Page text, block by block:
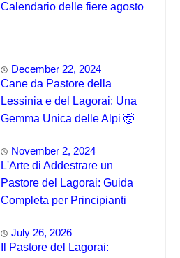
Calendario delle fiere agosto
December 22, 2024
Cane da Pastore della
Lessinia e del Lagorai: Una
Gemma Unica delle Alpi 🤯
November 2, 2024
L'Arte di Addestrare un
Pastore del Lagorai: Guida
Completa per Principianti
July 26, 2026
Il Pastore del Lagorai: